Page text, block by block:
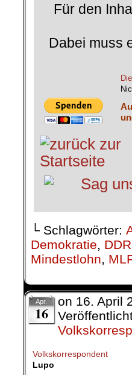
Für den
Dabei muss
└ Schlagwörter:
Demokratie, DDR
Mindestlohn,
Apr.
16
on 16. April
Volkskorrespondent
Lupo